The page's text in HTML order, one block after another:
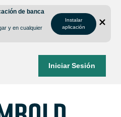
de banca
y en cualquier
Instalar
aplicación
Iniciar Sesión